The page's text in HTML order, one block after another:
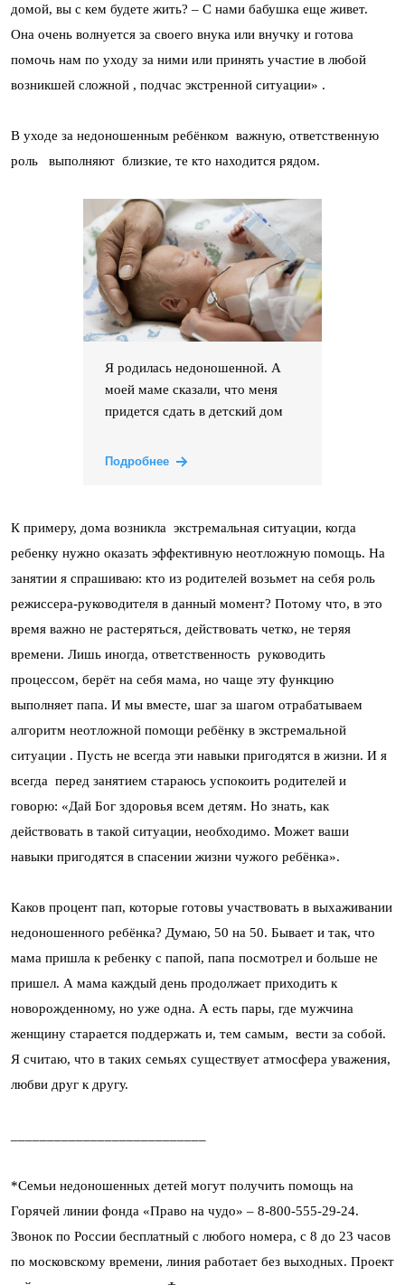
домой, вы с кем будете жить? – С нами бабушка еще живет.
Она очень волнуется за своего внука или внучку и готова
помочь нам по уходу за ними или принять участие в любой
возникшей сложной , подчас экстренной ситуации» .
В уходе за недоношенным ребёнком важную, ответственную
роль выполняют близкие, те кто находится рядом.
Я родилась недоношенной. А
моей маме сказали, что меня
придется сдать в детский дом
Подробнее
К примеру, дома возникла экстремальная ситуации, когда
ребенку нужно оказать эффективную неотложную помощь. На
занятии я спрашиваю: кто из родителей возьмет на себя роль
режиссера-руководителя в данный момент? Потому что, в это
время важно не растеряться, действовать четко, не теряя
времени. Лишь иногда, ответственность руководить
процессом, берёт на себя мама, но чаще эту функцию
выполняет папа. И мы вместе, шаг за шагом отрабатываем
алгоритм неотложной помощи ребёнку в экстремальной
ситуации . Пусть не всегда эти навыки пригодятся в жизни. И я
всегда перед занятием стараюсь успокоить родителей и
говорю: «Дай Бог здоровья всем детям. Но знать, как
действовать в такой ситуации, необходимо. Может ваши
навыки пригодятся в спасении жизни чужого ребёнка».
Каков процент пап, которые готовы участвовать в выхаживании
недоношенного ребёнка? Думаю, 50 на 50. Бывает и так, что
мама пришла к ребенку с папой, папа посмотрел и больше не
пришел. А мама каждый день продолжает приходить к
новорожденному, но уже одна. А есть пары, где мужчина
женщину старается поддержать и, тем самым, вести за собой.
Я считаю, что в таких семьях существует атмосфера уважения,
любви друг к другу.
*Семьи недоношенных детей могут получить помощь на
Горячей линии фонда «Право на чудо» – 8-800-555-29-24.
Звонок по России бесплатный с любого номера, с 8 до 23 часов
по московскому времени, линия работает без выходных. Проект